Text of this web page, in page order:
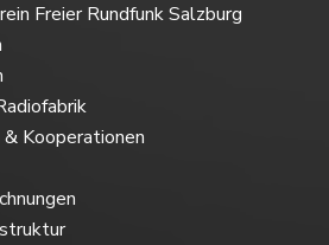
Freier Rundfunk Salzburg
Kooperationen